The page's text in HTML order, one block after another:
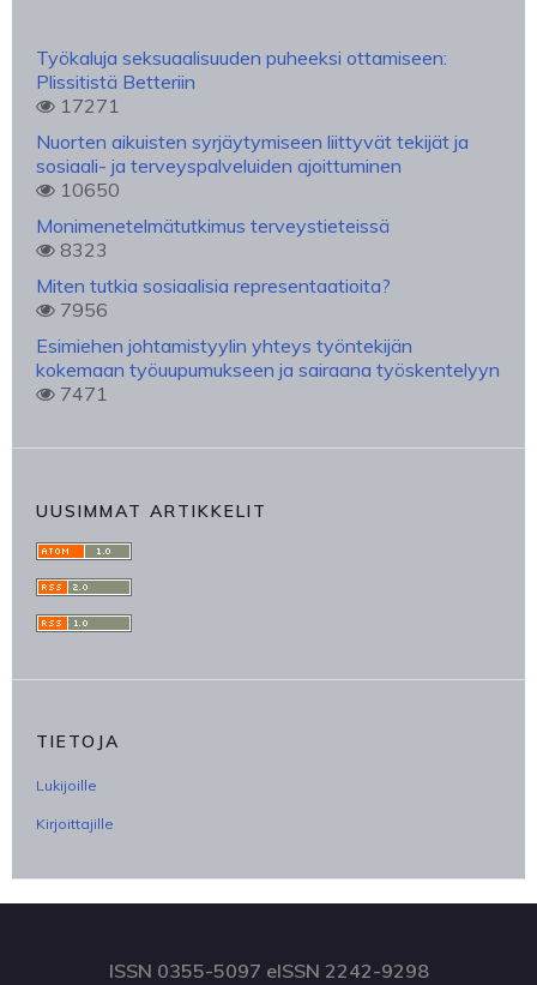
Työkaluja seksuaalisuuden puheeksi ottamiseen:
Plissitistä Betteriin
17271
Nuorten aikuisten syrjäytymiseen liittyvät tekijät ja
sosiaali- ja terveyspalveluiden ajoittuminen
10650
Monimenetelmätutkimus terveystieteissä
8323
Miten tutkia sosiaalisia representaatioita?
7956
Esimiehen johtamistyylin yhteys työntekijän
kokemaan työuupumukseen ja sairaana työskentelyyn
7471
UUSIMMAT ARTIKKELIT
TIETOJA
Lukijoille
Kirjoittajille
ISSN 0355-5097 eISSN 2242-9298